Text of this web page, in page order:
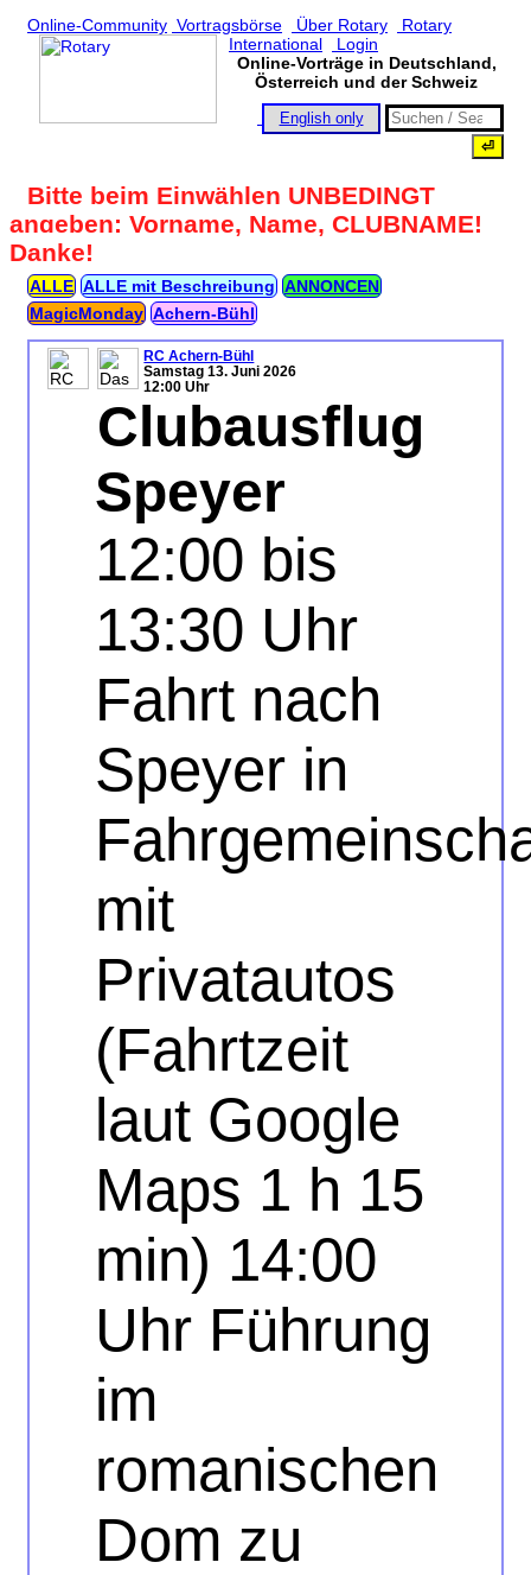
Online-Community Vortragsbörse Über Rotary
Rotary
International
Login
Online-Vorträge in Deutschland,
Österreich und der Schweiz
English only
Bitte beim Einwählen UNBEDINGT
angeben: Vorname, Name, CLUBNAME!
Danke!
ALLE ALLE mit Beschreibung ANNONCEN
MagicMonday Achern‑Bühl
RC Achern-Bühl
Samstag 13. Juni 2026
12:00 Uhr
Clubausflug
Speyer
12:00 bis
13:30 Uhr
Fahrt nach
Speyer in
mit
Privatautos
(Fahrtzeit
laut Google
Maps 1 h 15
min) 14:00
Uhr Führung
im
romanischen
Dom zu